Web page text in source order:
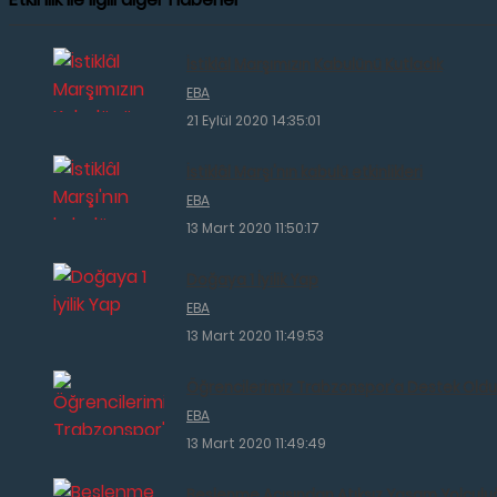
EBA
21 Eylül 2020 14:35:01
EBA
13 Mart 2020 11:50:17
EBA
13 Mart 2020 11:49:53
EBA
13 Mart 2020 11:49:49